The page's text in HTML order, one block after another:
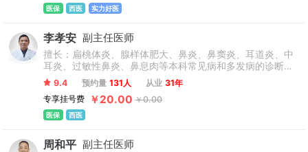
医保 西医 实力好医
李孝安 副主任医师
擅长：扁桃体炎、腺样体肥大、鼻炎、鼻窦炎、耳道炎、中
耳炎、过敏性鼻炎、鼻息肉等本科常见病和多发病的诊断和
治疗及功能性鼻窦内窥镜手术、中耳内窥镜手术、低温等离
子消融术等耳鼻咽喉科先进技术。开展的乙状窦后进路显微
内窥镜下脑神经血管减压术治疗三叉神经痛、舌咽神经痛及
面肌痉挛有疗效。
9.4 预约量 131人 从业 31年
专享挂号费
￥20.00 ￥0.00
医保 西医
周和平 副主任医师